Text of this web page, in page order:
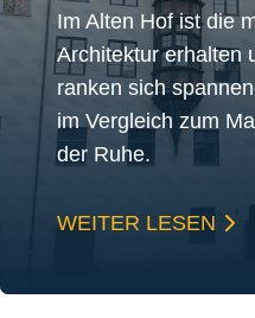
Im Alten Hof ist die
Architektur erhalten
ranken sich
im Vergleich zum
der Ruhe.
WEITER LESEN